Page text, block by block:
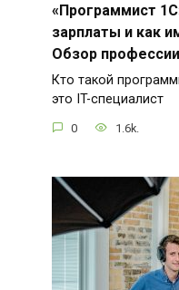
«Программист
зарплаты и как
Обзор
Кто такой
это IT-специалист
0 1.6k.